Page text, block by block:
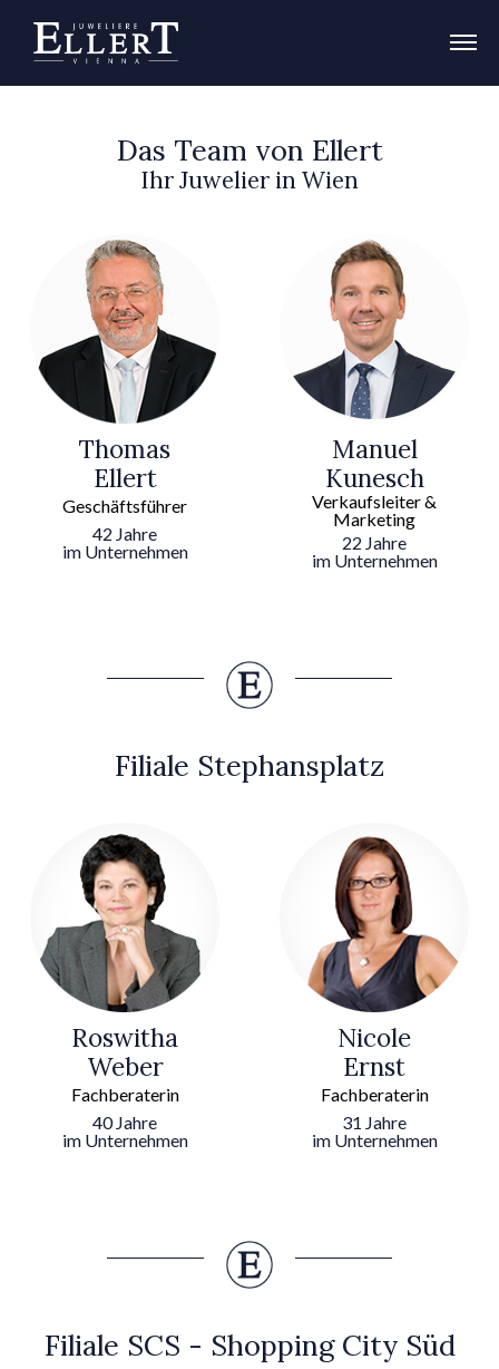
Das Team von Ellert
Ihr Juwelier in Wien
Thomas
Ellert
Geschäftsführer
42 Jahre
im Unternehmen
Manuel
Kunesch
Verkaufsleiter &
Marketing
22 Jahre
im Unternehmen
Filiale Stephansplatz
Roswitha
Weber
Fachberaterin
40 Jahre
im Unternehmen
Nicole
Ernst
Fachberaterin
31 Jahre
im Unternehmen
Filiale SCS - Shopping City Süd